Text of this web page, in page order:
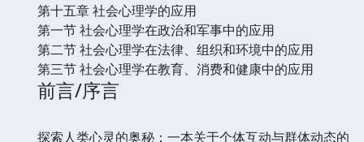
第十五章 社会心理学的应用
第一节 社会心理学在政治和军事中的应用
第二节 社会心理学在法律、组织和环境中的应用
第三节 社会心理学在教育、消费和健康中的应用
前言/序言
探索人类心灵的奥秘：一本关于个体互动与群体动态的